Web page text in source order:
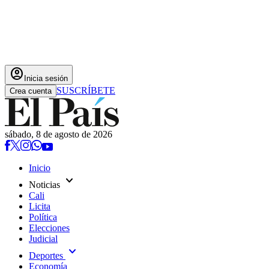
account_circle Inicia sesión
Crea cuenta SUSCRÍBETE
sábado, 8 de agosto de 2026
Inicio
Noticias expand_more
Cali
Licita
Política
Elecciones
Judicial
Deportes expand_more
Economía